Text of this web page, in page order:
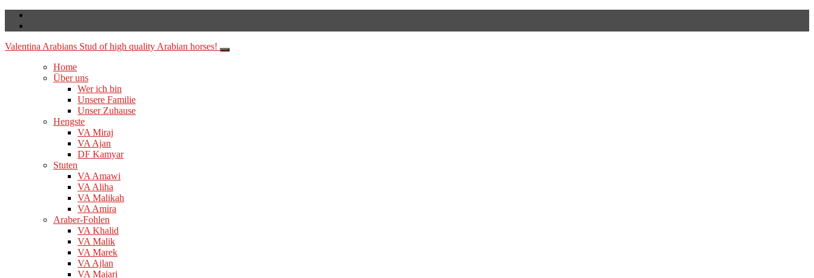
Valentina Arabians Stud of high quality Arabian horses!
Home
Über uns
Wer ich bin
Unsere Familie
Unser Zuhause
Hengste
VA Miraj
VA Ajan
DF Kamyar
Stuten
VA Amawi
VA Aliha
VA Malikah
VA Amira
Araber-Fohlen
VA Khalid
VA Malik
VA Marek
VA Ajlan
VA Majari